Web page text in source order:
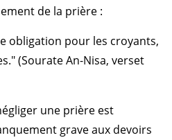
de la prière :
obligation pour les croyants,
(Sourate An-Nisa, verset
une prière est
grave aux devoirs